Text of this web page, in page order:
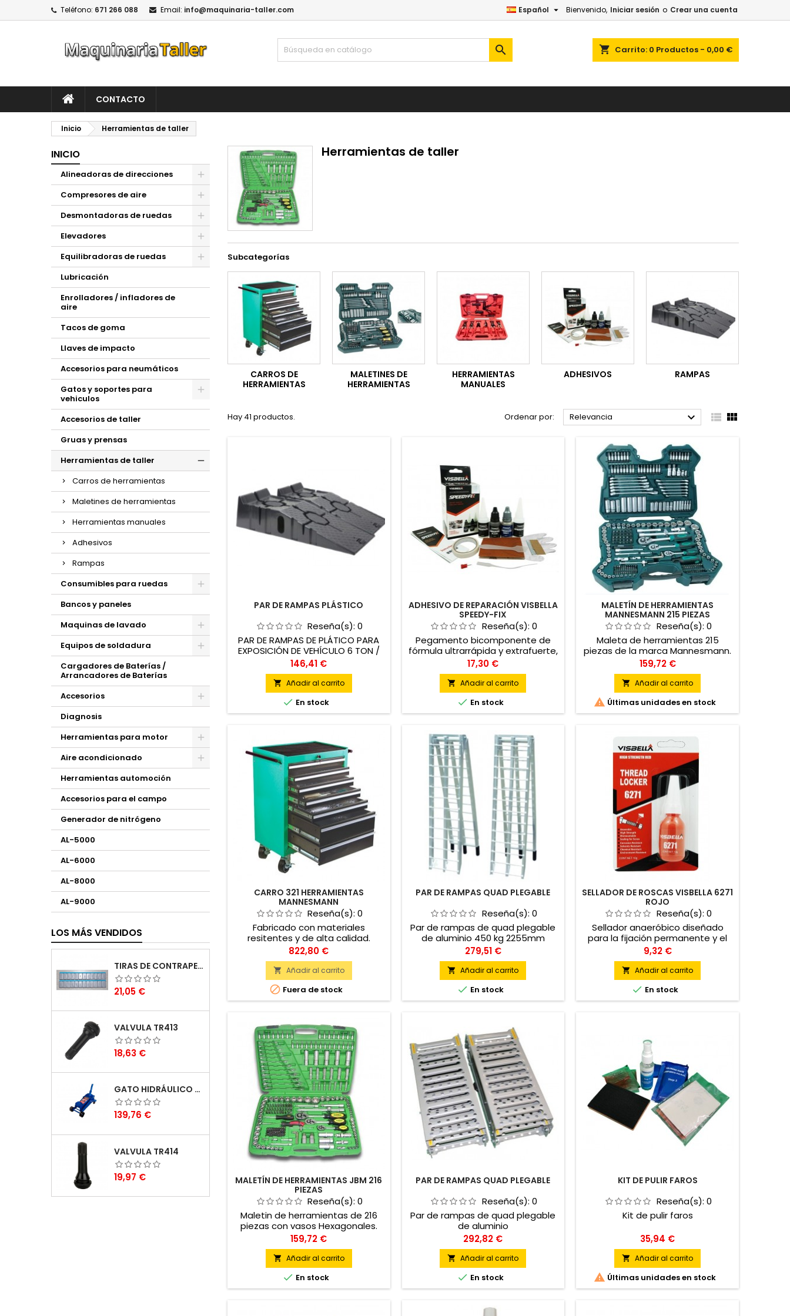
Teléfono: 671 266 088 Email: info@maquinaria-taller.com Bienvenido, Iniciar sesión o Crear una cuenta
Español 
shopping_cart Carrito: 0 Productos - 0,00 €

CONTACTO
Inicio Herramientas de taller
INICIO
Alineadoras de direcciones
Compresores de aire
Desmontadoras de ruedas
Elevadores
Equilibradoras de ruedas
Lubricación
Enrolladores / infladores de
aire
Tacos de goma
Llaves de impacto
Accesorios para neumáticos
Gatos y soportes para
vehiculos
Accesorios de taller
Gruas y prensas
Herramientas de taller
Carros de herramientas
Maletines de herramientas
Herramientas manuales
Adhesivos
Rampas
Consumibles para ruedas
Bancos y paneles
Maquinas de lavado
Equipos de soldadura
Cargadores de Baterías /
Arrancadores de Baterías
Accesorios
Diagnosis
Herramientas para motor
Aire acondicionado
Herramientas automoción
Accesorios para el campo
Generador de nitrógeno
AL-5000
AL-6000
AL-8000
AL-9000
LOS MÁS VENDIDOS
TIRAS DE CONTRAPESAS ADHESIVAS 5G
Precio
21,05 €
VALVULA TR413
Precio
18,63 €
GATO HIDRÁULICO DE HIERRO DE 3 TONELADAS
Precio
139,76 €
VALVULA TR414
Precio
19,97 €
Herramientas de taller
Subcategorías
CARROS DE
HERRAMIENTAS
MALETINES DE
HERRAMIENTAS
HERRAMIENTAS
MANUALES
ADHESIVOS RAMPAS
Hay 41 productos. Ordenar por: Relevancia   
PAR DE RAMPAS PLÁSTICO
Reseña(s):0
PAR DE RAMPAS DE PLÁTICO PARA
EXPOSICIÓN DE VEHÍCULO 6 TON /
PAR
Precio
146,41 €
 Añadir al carrito
 En stock
ADHESIVO DE REPARACIÓN VISBELLA
SPEEDY-FIX
Reseña(s): 0
Pegamento bicomponente de
fórmula ultrarrápida y extrafuerte,
compuesto por un adhesivo
instantáneo más polvos
soldadores.
Precio
17,30 €
 Añadir al carrito
 En stock
MALETÍN DE HERRAMIENTAS
MANNESMANN 215 PIEZAS
Reseña(s): 0
Maleta de herramientas 215
piezas de la marca Mannesmann.
Acabado en acero cromo vanadio
/ acero especial Reversible con
protección en los bordes.
Precio
159,72 €
 Añadir al carrito
 Últimas unidades en stock
CARRO 321 HERRAMIENTAS
MANNESMANN
Reseña(s):0
Fabricado con materiales
resitentes y de alta calidad.
Garantia de 10 años. Facil de
transportar y con ruedas con
freno.
Precio
822,80 €
 Añadir al carrito
 Fuera de stock
PAR DE RAMPAS QUAD PLEGABLE
Reseña(s): 0
Par de rampas de quad plegable
de aluminio 450 kg 2255mm
Precio
279,51 €
 Añadir al carrito
 En stock
SELLADOR DE ROSCAS VISBELLA 6271
ROJO
Reseña(s): 0
Sellador anaeróbico diseñado
para la fijación permanente y el
sellado de la rosca de tornillos y
tuercas. (10ML)
Precio
9,32 €
 Añadir al carrito
 En stock
MALETÍN DE HERRAMIENTAS JBM 216
PIEZAS
Reseña(s):0
Maletin de herramientas de 216
piezas con vasos Hexagonales.
Precio
159,72 €
 Añadir al carrito
 En stock
PAR DE RAMPAS QUAD PLEGABLE
Reseña(s): 0
Par de rampas de quad plegable
de aluminio
Precio
292,82 €
 Añadir al carrito
 En stock
KIT DE PULIR FAROS
Reseña(s): 0
Kit de pulir faros
Precio
35,94 €
 Añadir al carrito
 Últimas unidades en stock